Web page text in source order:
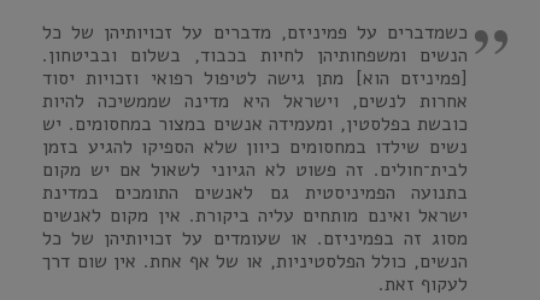
כשמדברים על פמיניזם, מדברים על זכויותיהן של כל
הנשים ומשפחותיהן לחיות בכבוד, בשלום ובביטחון.
[פמיניזם הוא] מתן גישה לטיפול רפואי וזכויות יסוד
אחרות לנשים, וישראל היא מדינה שממשיכה להיות
כובשת בפלסטין, ומעמידה אנשים במצור במחסומים. יש
נשים שילדו במחסומים כיוון שלא הספיקו להגיע בזמן
לבית־חולים. זה פשוט לא הגיוני לשאול אם יש מקום
בתנועה הפמיניסטית גם לאנשים התומכים במדינת
ישראל ואינם מותחים עליה ביקורת. אין מקום לאנשים
מסוג זה בפמיניזם. או שעומדים על זכויותיהן של כל
הנשים, כולל הפלסטיניות, או של אף אחת. אין שום דרך
לעקוף זאת.